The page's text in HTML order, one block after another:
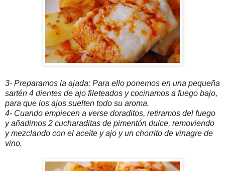
3- Preparamos la ajada: Para ello ponemos en una pequeña
sartén 4 dientes de ajo fileteados y cocinamos a fuego bajo,
para que los ajos suelten todo su aroma.
4- Cuando empiecen a verse doraditos, retiramos del fuego
y añadimos 2 cucharaditas de pimentón dulce, removiendo
y mezclando con el aceite y ajo y un chorrito de vinagre de
vino.